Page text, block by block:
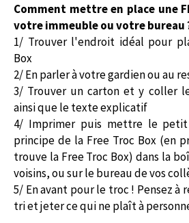
Comment mettre en place une
votre immeuble ou votre bureau
1/ Trouver l'endroit idéal pour
Box
2/ En parler à votre gardien ou au
3/ Trouver un carton et y coller
ainsi que le texte explicatif
4/ Imprimer puis mettre le
principe de la Free Troc Box (en
trouve la Free Troc Box) dans la
voisins, ou sur le bureau de vos
5/ En avant pour le troc ! Pensez
tri et jeter ce qui ne plaît à